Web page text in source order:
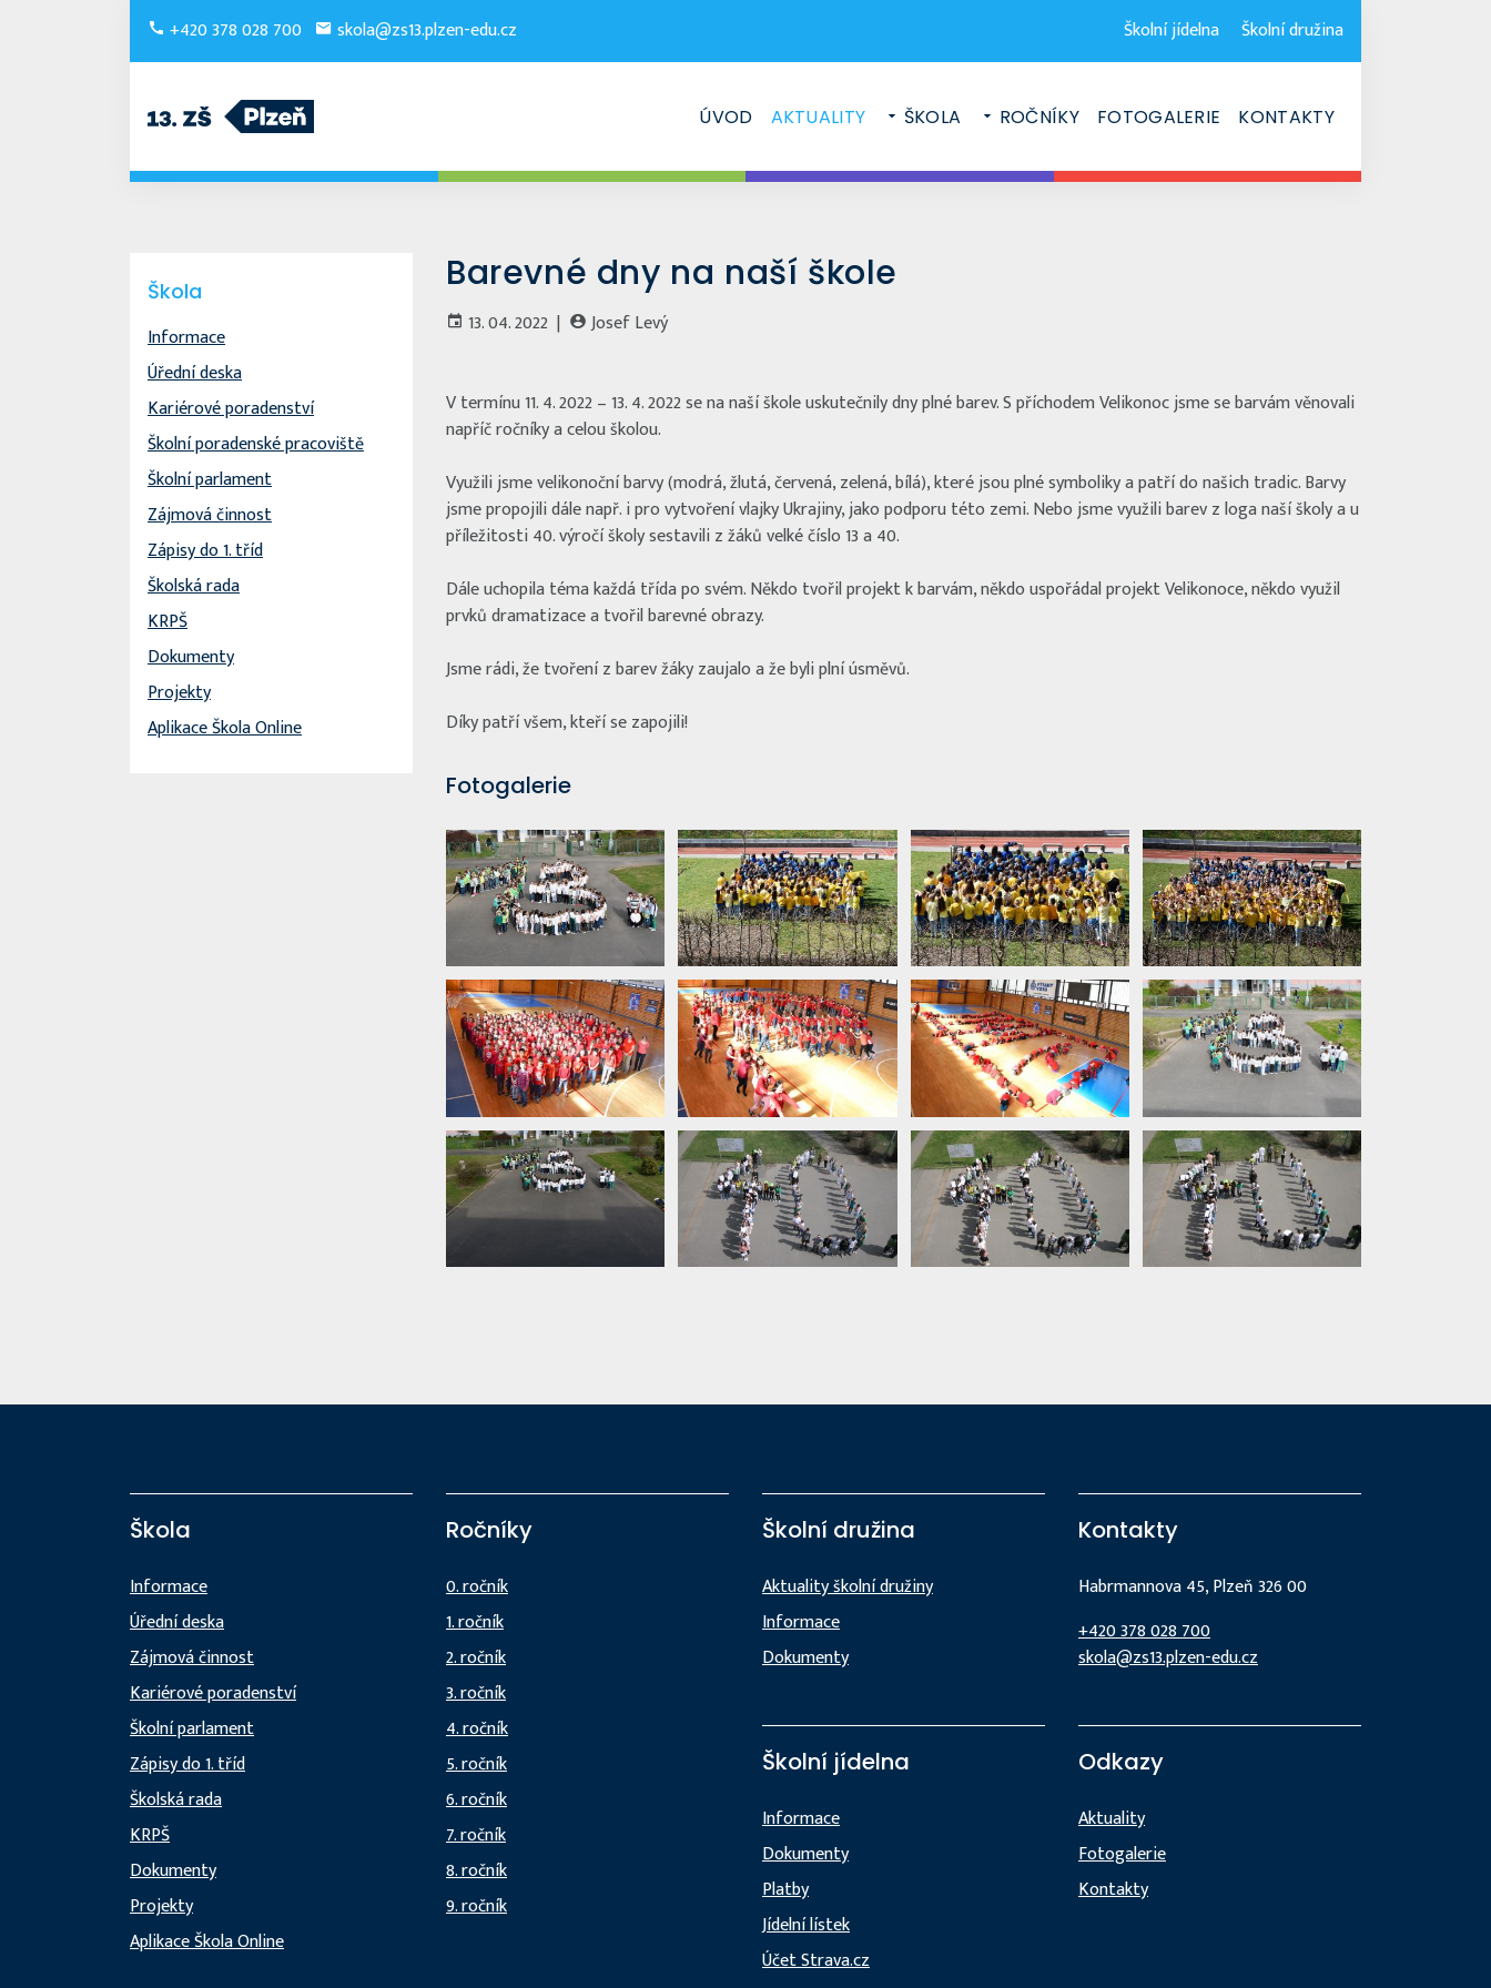
+420 378 028 700 skola@zs13.plzen-edu.cz Školní jídelna Školní družina
ÚVOD AKTUALITY ŠKOLA ROČNÍKY FOTOGALERIE KONTAKTY
Škola
Informace
Úřední deska
Kariérové poradenství
Školní poradenské pracoviště
Školní parlament
Zájmová činnost
Zápisy do 1. tříd
Školská rada
KRPŠ
Dokumenty
Projekty
Aplikace Škola Online
Barevné dny na naší škole
13. 04. 2022 | Josef Levý
V termínu 11. 4. 2022 – 13. 4. 2022 se na naší škole uskutečnily dny plné barev. S příchodem Velikonoc jsme se barvám věnovali
napříč ročníky a celou školou.
Využili jsme velikonoční barvy (modrá, žlutá, červená, zelená, bílá), které jsou plné symboliky a patří do našich tradic. Barvy
jsme propojili dále např. i pro vytvoření vlajky Ukrajiny, jako podporu této zemi. Nebo jsme využili barev z loga naší školy a u
příležitosti 40. výročí školy sestavili z žáků velké číslo 13 a 40.
Dále uchopila téma každá třída po svém. Někdo tvořil projekt k barvám, někdo uspořádal projekt Velikonoce, někdo využil
prvků dramatizace a tvořil barevné obrazy.
Jsme rádi, že tvoření z barev žáky zaujalo a že byli plní úsměvů.
Díky patří všem, kteří se zapojili!
Fotogalerie
Škola
Informace
Úřední deska
Zájmová činnost
Kariérové poradenství
Školní parlament
Zápisy do 1. tříd
Školská rada
KRPŠ
Dokumenty
Projekty
Aplikace Škola Online
Ročníky
0. ročník
1. ročník
2. ročník
3. ročník
4. ročník
5. ročník
6. ročník
7. ročník
8. ročník
9. ročník
Školní družina
Aktuality školní družiny
Informace
Dokumenty
Školní jídelna
Informace
Dokumenty
Platby
Jídelní lístek
Účet Strava.cz
Kontakty
Habrmannova 45, Plzeň 326 00
+420 378 028 700
skola@zs13.plzen-edu.cz
Odkazy
Aktuality
Fotogalerie
Kontakty